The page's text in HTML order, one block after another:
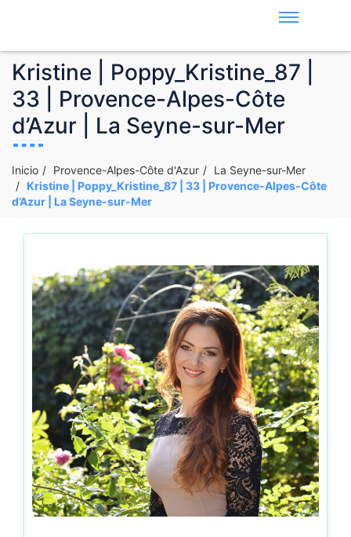
Kristine | Poppy_Kristine_87 |
33 | Provence-Alpes-Côte
d’Azur | La Seyne-sur-Mer
Inicio Provence-Alpes-Côte d'Azur
La Seyne-sur-Mer
Kristine | Poppy_Kristine_87 | 33 | Provence-Alpes-Côte
d’Azur | La Seyne-sur-Mer